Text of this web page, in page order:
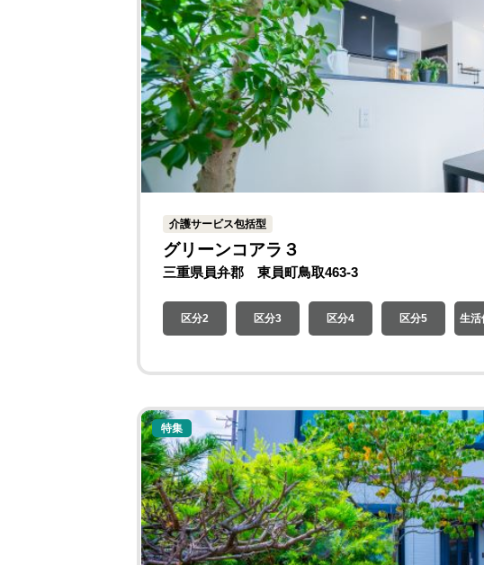
介護サービス包括型
グリーンコアラ３
三重県員弁郡 東員町鳥取463-3
区分2 区分3 区分4 区分5 生活
特集